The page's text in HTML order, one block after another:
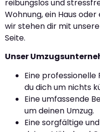
reibungslos und
Wohnung, ein Haus oder
wir stehen dir mit
Seite.
Unser
Eine professionelle
du dich um nichts
Eine umfassende
um deinen Umzug.
Eine sorgfältige